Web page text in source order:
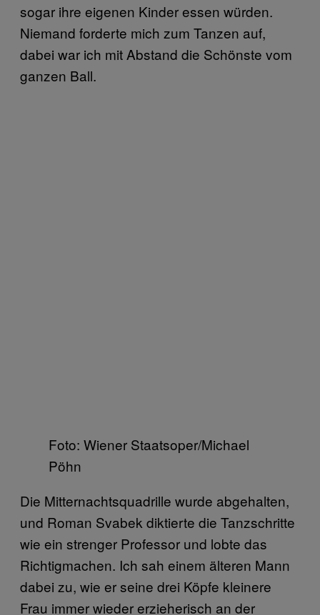
sogar ihre eigenen Kinder essen würden.
Niemand forderte mich zum Tanzen auf,
dabei war ich mit Abstand die Schönste vom
ganzen Ball.
Foto: Wiener Staatsoper/Michael
Pöhn
Die Mitternachtsquadrille wurde abgehalten,
und Roman Svabek diktierte die Tanzschritte
wie ein strenger Professor und lobte das
Richtigmachen. Ich sah einem älteren Mann
dabei zu, wie er seine drei Köpfe kleinere
Frau immer wieder erzieherisch an der